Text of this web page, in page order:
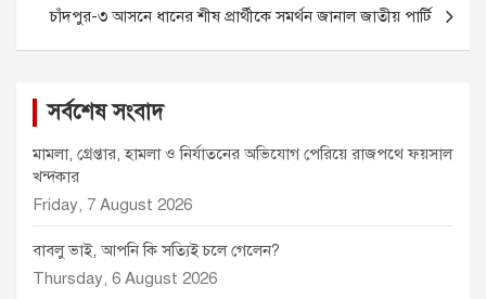
k
e
p
চাঁদপুর-৩ আসনে ধানের শীষ প্রার্থীকে সমর্থন জানাল জাতীয় পার্টি
সর্বশেষ সংবাদ
মামলা, গ্রেপ্তার, হামলা ও নির্যাতনের অভিযোগ পেরিয়ে রাজপথে ফয়সাল
খন্দকার
Friday, 7 August 2026
বাবলু ভাই, আপনি কি সত্যিই চলে গেলেন?
Thursday, 6 August 2026